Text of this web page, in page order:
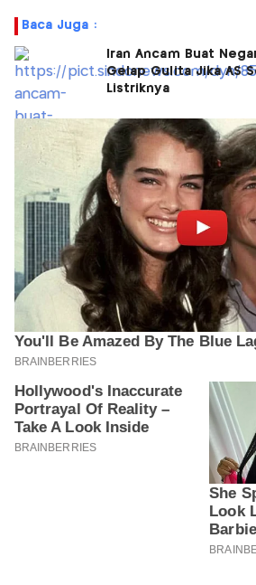
Baca Juga :
Iran Ancam Buat
Gelap Gulita Jika AS
Listriknya